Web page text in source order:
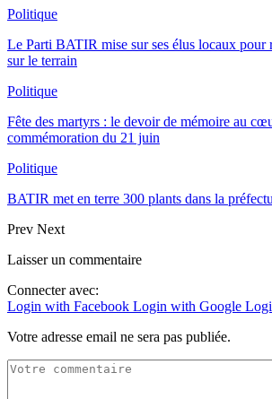
Politique
Le Parti BATIR mise sur ses élus locaux pour
sur le terrain
Politique
Fête des martyrs : le devoir de mémoire au
commémoration du 21 juin
Politique
BATIR met en terre 300 plants dans la
Prev Next
Laisser un commentaire
Connecter avec:
Login with Facebook Login with Google
Votre adresse email ne sera pas publiée.